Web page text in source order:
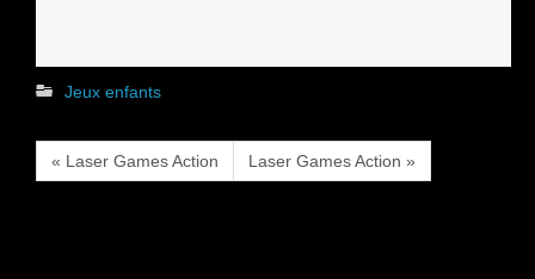
Jeux enfants
« Laser Games Action Laser Games Action »